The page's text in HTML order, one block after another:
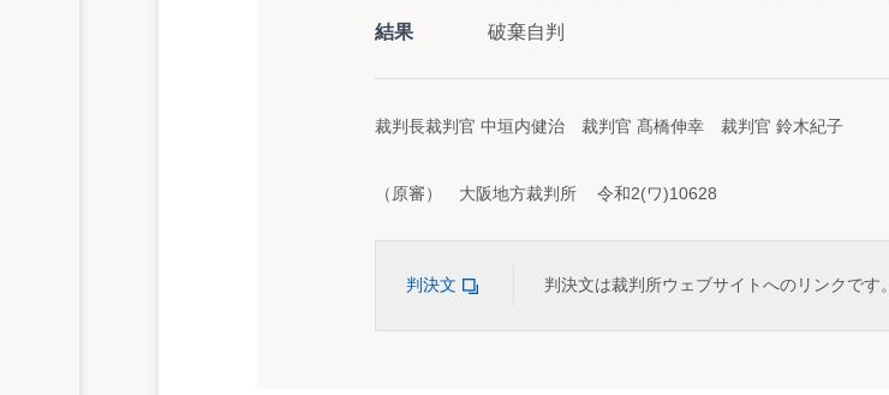
結果 破棄自判
裁判長裁判官 中垣内健治 裁判官 髙橋伸幸 裁判官 鈴木紀子
（原審） 大阪地方裁判所 令和2(ワ)10628
判決文 判決文は裁判所ウェブサイトへのリンクです。